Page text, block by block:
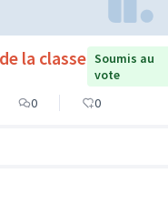
la classe Soumis au
vote
0 0